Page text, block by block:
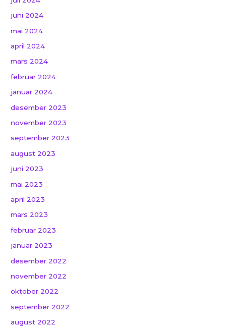
juni 2024
mai 2024
april 2024
mars 2024
februar 2024
januar 2024
desember 2023
november 2023
september 2023
august 2023
juni 2023
mai 2023
april 2023
mars 2023
februar 2023
januar 2023
desember 2022
november 2022
oktober 2022
september 2022
august 2022